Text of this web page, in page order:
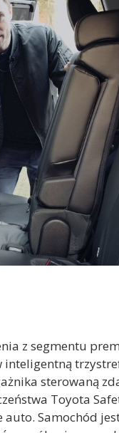
z segmentu
sterowaną
Toyota
auto. Samochód